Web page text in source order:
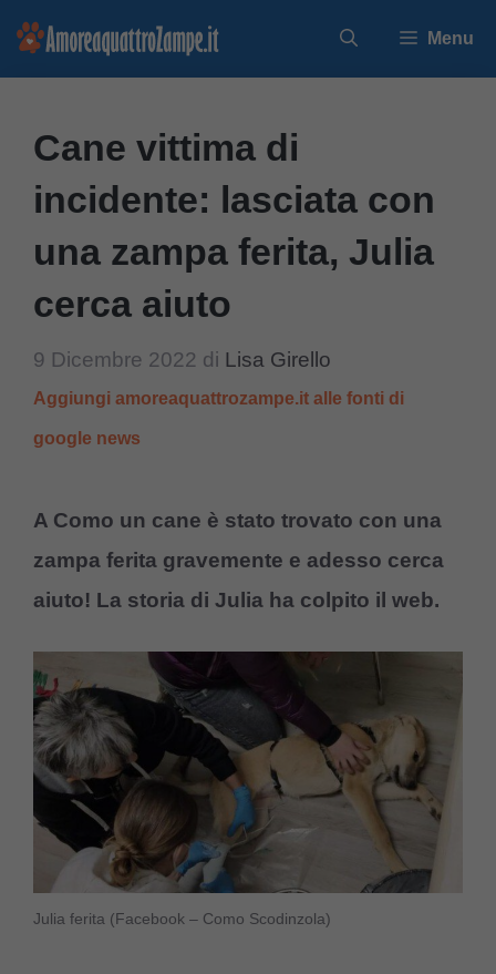
Vai
Menu
Cane vittima di
incidente: lasciata con
una zampa ferita, Julia
cerca aiuto
9 Dicembre 2022 di Lisa Girello
Aggiungi amoreaquattrozampe.it alle fonti di
google news
A Como un cane è stato trovato con una
zampa ferita gravemente e adesso cerca
aiuto! La storia di Julia ha colpito il web.
Julia ferita (Facebook – Como Scodinzola)